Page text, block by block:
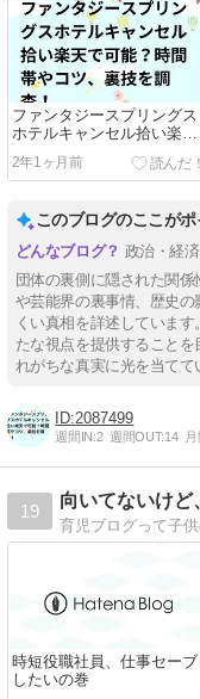
ファンタジースプリングス
ホテルキャンセル拾い楽天
で可能？時間帯やコツ、裏
技を調査！
2年1ヶ月前
このブログのここがポ
政治・経
団体の裏側に隠された関
や芸能界の裏事情、歴史
くい真相を詳述していま
たな視点を提供すること
れがちな真実に光を当てて
2087499
週間IN:2 週間OUT:14
19
向いてないけど
時短役職社員、仕事セーブ
したいの巻